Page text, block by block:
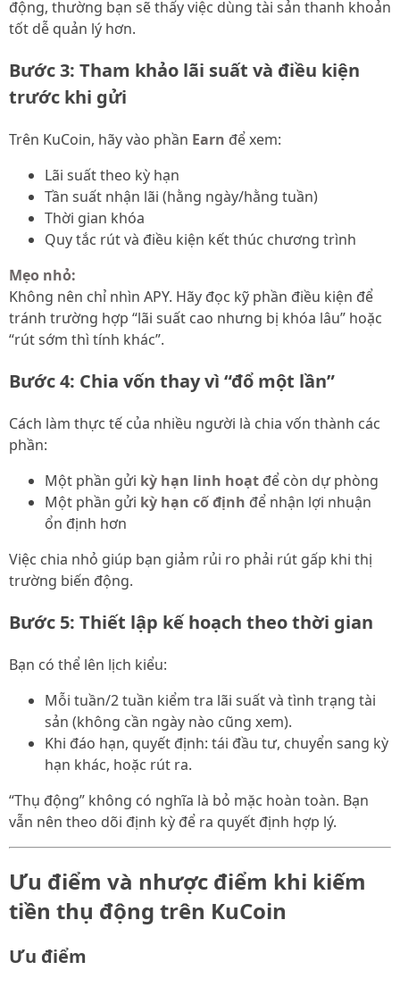
động, thường bạn sẽ thấy việc dùng tài sản thanh khoản
tốt dễ quản lý hơn.
Bước 3: Tham khảo lãi suất và điều kiện
trước khi gửi
Trên KuCoin, hãy vào phần Earn để xem:
Lãi suất theo kỳ hạn
Tần suất nhận lãi (hằng ngày/hằng tuần)
Thời gian khóa
Quy tắc rút và điều kiện kết thúc chương trình
Mẹo nhỏ:
Không nên chỉ nhìn APY. Hãy đọc kỹ phần điều kiện để
tránh trường hợp “lãi suất cao nhưng bị khóa lâu” hoặc
“rút sớm thì tính khác”.
Bước 4: Chia vốn thay vì “đổ một lần”
Cách làm thực tế của nhiều người là chia vốn thành các
phần:
Một phần gửi kỳ hạn linh hoạt để còn dự phòng
Một phần gửi kỳ hạn cố định để nhận lợi nhuận
ổn định hơn
Việc chia nhỏ giúp bạn giảm rủi ro phải rút gấp khi thị
trường biến động.
Bước 5: Thiết lập kế hoạch theo thời gian
Bạn có thể lên lịch kiểu:
Mỗi tuần/2 tuần kiểm tra lãi suất và tình trạng tài
sản (không cần ngày nào cũng xem).
Khi đáo hạn, quyết định: tái đầu tư, chuyển sang kỳ
hạn khác, hoặc rút ra.
“Thụ động” không có nghĩa là bỏ mặc hoàn toàn. Bạn
vẫn nên theo dõi định kỳ để ra quyết định hợp lý.
Ưu điểm và nhược điểm khi kiếm
tiền thụ động trên KuCoin
Ưu điểm